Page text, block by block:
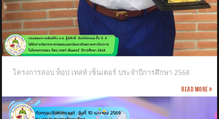
โครงการสอบ ท็อป เทสท์ เซ็นเตอร์ ประจำปีการศึกษา 2568
Read more »